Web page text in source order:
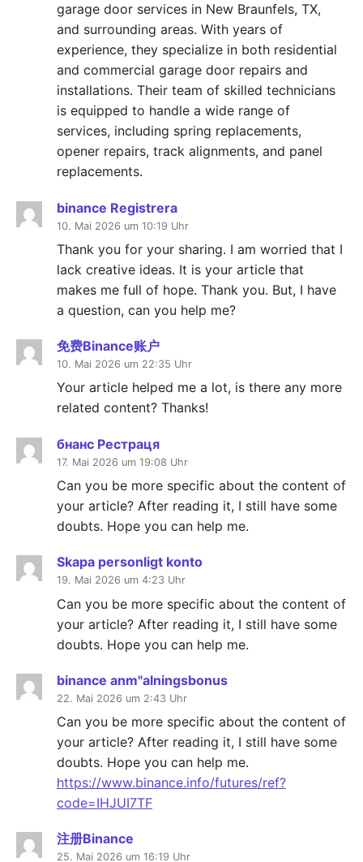
garage door services in New Braunfels, TX,
and surrounding areas. With years of
experience, they specialize in both residential
and commercial garage door repairs and
installations. Their team of skilled technicians
is equipped to handle a wide range of
services, including spring replacements,
opener repairs, track alignments, and panel
replacements.
binance Registrera
10. Mai 2026 um 10:19 Uhr
Thank you for your sharing. I am worried that I
lack creative ideas. It is your article that
makes me full of hope. Thank you. But, I have
a question, can you help me?
免费Binance账户
10. Mai 2026 um 22:35 Uhr
Your article helped me a lot, is there any more
related content? Thanks!
бнанс Рестраця
17. Mai 2026 um 19:08 Uhr
Can you be more specific about the content of
your article? After reading it, I still have some
doubts. Hope you can help me.
Skapa personligt konto
19. Mai 2026 um 4:23 Uhr
Can you be more specific about the content of
your article? After reading it, I still have some
doubts. Hope you can help me.
binance anm"alningsbonus
22. Mai 2026 um 2:43 Uhr
Can you be more specific about the content of
your article? After reading it, I still have some
doubts. Hope you can help me.
https://www.binance.info/futures/ref?
code=IHJUI7TF
注册Binance
25. Mai 2026 um 16:19 Uhr